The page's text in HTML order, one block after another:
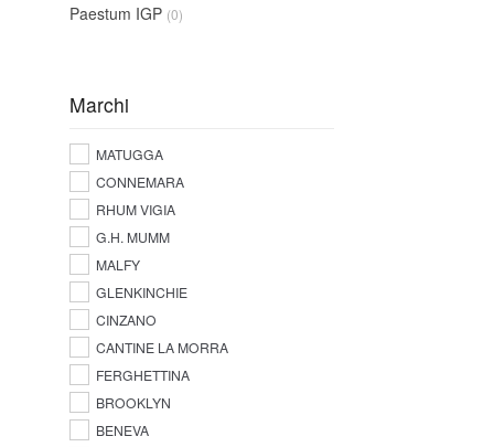
Paestum IGP (0)
Marchi
MATUGGA
CONNEMARA
RHUM VIGIA
G.H. MUMM
MALFY
GLENKINCHIE
CINZANO
CANTINE LA MORRA
FERGHETTINA
BROOKLYN
BENEVA